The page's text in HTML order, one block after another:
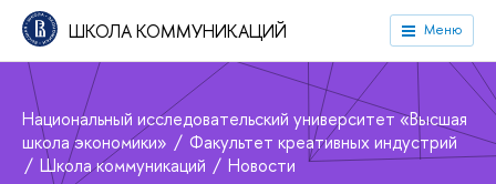
ШКОЛА КОММУНИКАЦИЙ Меню
Национальный исследовательский университет «Высшая
школа экономики»
Факультет креативных индустрий
Школа коммуникаций
Новости